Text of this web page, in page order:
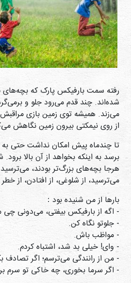
درباره
ما
تماس
با ما
قوانین
و
مقررات
رفته سمت بارفیکس پارک که بچه‌های
شده‌اند. چند قدم می‌رود جلو و
می‌زند. همیشه توی زمین بازی مراقبش
از روی نیمکتی بیرون زمین نگاهش
تا چندماه پیش امکان نداشت حتی به
برسد به اینکه بخواهد از آن بالا
هرجا بچه‌های بزرگ‌تر بودند،
می‌ترسید، از شلوغی، از افتادن، از
بارها از من شنیده بود：
- اگه از بارفیکس بیفتی، می‌دونی چی
- جلوتو نگاه کن.
- مواظب باش.
- وای! خیلی بد شد، اشتباه کردم.
- من از رانندگی می‌ترسم؛ اگر تصادف
- اگر سرما بخوری، چه خاکی تو سرم